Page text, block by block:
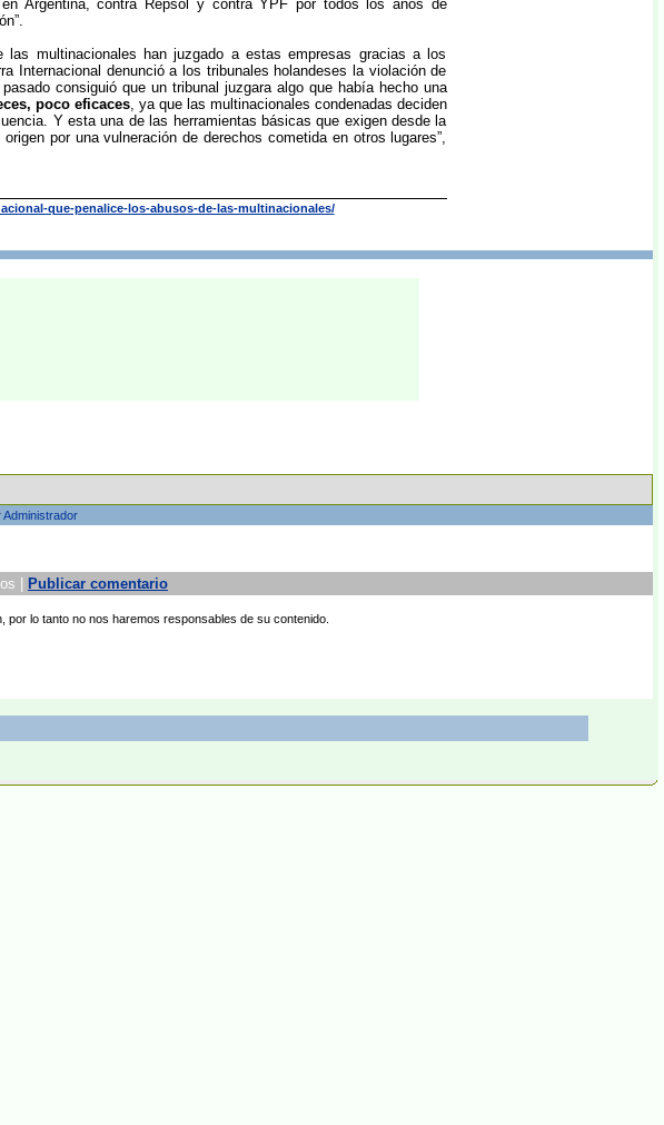
Argentina, contra Repsol y contra YPF por todos los años de
multinacionales han juzgado a estas empresas gracias a los
Internacional denunció a los tribunales holandeses la violación de
consiguió que un tribunal juzgara algo que había hecho una
poco eficaces, ya que las multinacionales condenadas deciden
Y esta una de las herramientas básicas que exigen desde la
por una vulneración de derechos cometida en otros lugares”,
que-penalice-los-abusos-de-las-multinacionales/
Administrador
|
Publicar comentario
lo tanto no nos haremos responsables de su contenido.